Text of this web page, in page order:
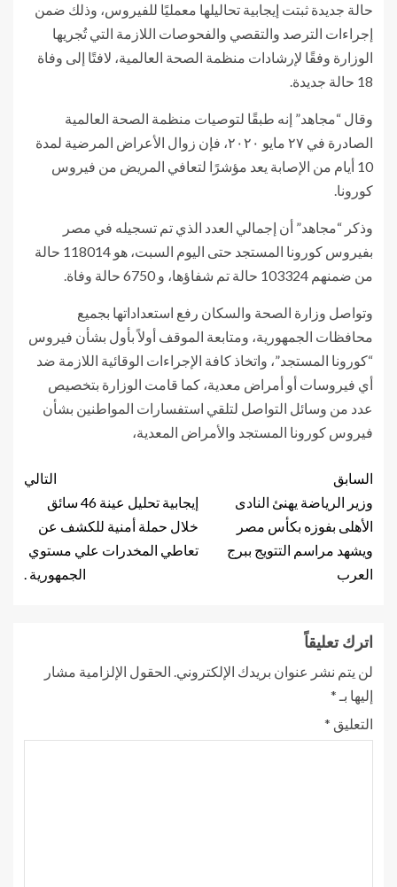
حالة جديدة ثبتت إيجابية تحاليلها معمليًا للفيروس، وذلك ضمن
إجراءات الترصد والتقصي والفحوصات اللازمة التي تُجريها
الوزارة وفقًا لإرشادات منظمة الصحة العالمية، لافتًا إلى وفاة
18 حالة جديدة.
وقال “مجاهد” إنه طبقًا لتوصيات منظمة الصحة العالمية
الصادرة في ٢٧ مايو ٢٠٢٠، فإن زوال الأعراض المرضية لمدة
10 أيام من الإصابة يعد مؤشرًا لتعافي المريض من فيروس
كورونا.
وذكر “مجاهد” أن إجمالي العدد الذي تم تسجيله في مصر
بفيروس كورونا المستجد حتى اليوم السبت، هو 118014 حالة
من ضمنهم 103324 حالة تم شفاؤها، و 6750 حالة وفاة.
وتواصل وزارة الصحة والسكان رفع استعداداتها بجميع
محافظات الجمهورية، ومتابعة الموقف أولاً بأول بشأن فيروس
“كورونا المستجد”، واتخاذ كافة الإجراءات الوقائية اللازمة ضد
أي فيروسات أو أمراض معدية، كما قامت الوزارة بتخصيص
عدد من وسائل التواصل لتلقي استفسارات المواطنين بشأن
فيروس كورونا المستجد والأمراض المعدية،
السابق
وزير الرياضة يهنئ النادى
الأهلى بفوزه بكأس مصر
ويشهد مراسم التتويج ببرج
العرب
التالي
إيجابية تحليل عينة 46 سائق
خلال حملة أمنية للكشف عن
تعاطي المخدرات علي مستوي
الجمهورية .
اترك تعليقاً
لن يتم نشر عنوان بريدك الإلكتروني. الحقول الإلزامية مشار
إليها بـ *
التعليق *